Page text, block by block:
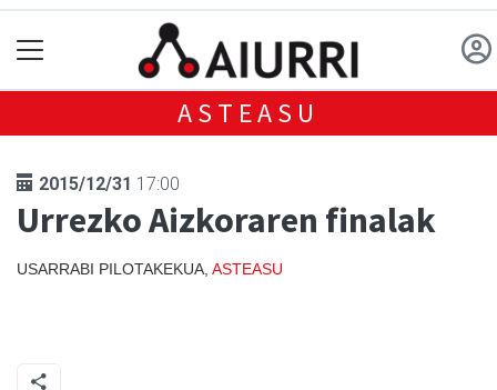
ASTEASU
2015/12/31 17:00
Urrezko Aizkoraren finalak
USARRABI PILOTAKEKUA, ASTEASU